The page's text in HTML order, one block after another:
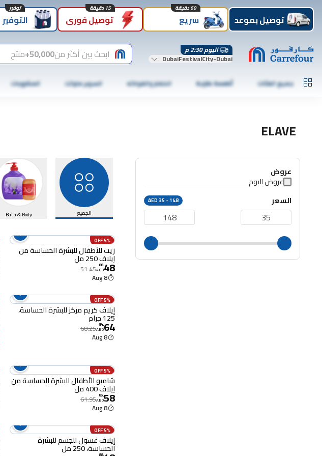
توصيل بموعد سريع
60 دقيقة
توصيل فوري
15 دقيقة
التوفير
توفير
اليوم 2:30 م
DubaiFestivalCity-Dubai ابحث بين أكثر من50,000+ منتج
جميع الفئات أطعمة طازجة الخضار والفواكه السوبر ماركت المشروبات
ELAVE
عروض
عروض اليوم
السعر
AED 35 - 148
الجميع
Bath & Body
5% OFF
زيت للأطفال للبشرة الحساسة من
إيلاف 250 مل
48
.
88
AED
51.45
8 Aug
5% OFF
إيلاف كريم مركز للبشرة الحساسة،
125 جرام
64
.
84
AED
68.25
8 Aug
5% OFF
شامبو الأطفال للبشرة الحساسة من
إيلاف 400 مل
58
.
85
AED
61.95
8 Aug
5% OFF
إيلاف غسول للجسم للبشرة
الحساسة، 250 مل